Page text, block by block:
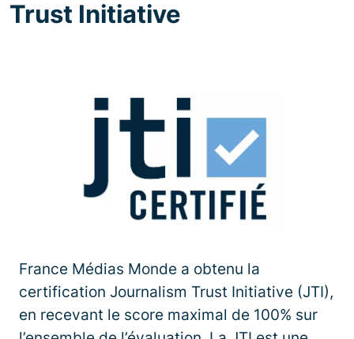
Trust Initiative
France Médias Monde a obtenu la
certification Journalism Trust Initiative (JTI),
en recevant le score maximal de 100% sur